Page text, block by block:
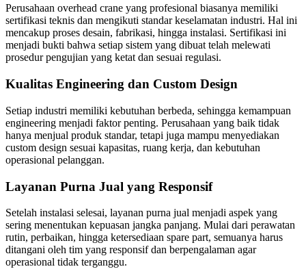
Perusahaan overhead crane yang profesional biasanya memiliki
sertifikasi teknis dan mengikuti standar keselamatan industri. Hal ini
mencakup proses desain, fabrikasi, hingga instalasi. Sertifikasi ini
menjadi bukti bahwa setiap sistem yang dibuat telah melewati
prosedur pengujian yang ketat dan sesuai regulasi.
Kualitas Engineering dan Custom Design
Setiap industri memiliki kebutuhan berbeda, sehingga kemampuan
engineering menjadi faktor penting. Perusahaan yang baik tidak
hanya menjual produk standar, tetapi juga mampu menyediakan
custom design sesuai kapasitas, ruang kerja, dan kebutuhan
operasional pelanggan.
Layanan Purna Jual yang Responsif
Setelah instalasi selesai, layanan purna jual menjadi aspek yang
sering menentukan kepuasan jangka panjang. Mulai dari perawatan
rutin, perbaikan, hingga ketersediaan spare part, semuanya harus
ditangani oleh tim yang responsif dan berpengalaman agar
operasional tidak terganggu.